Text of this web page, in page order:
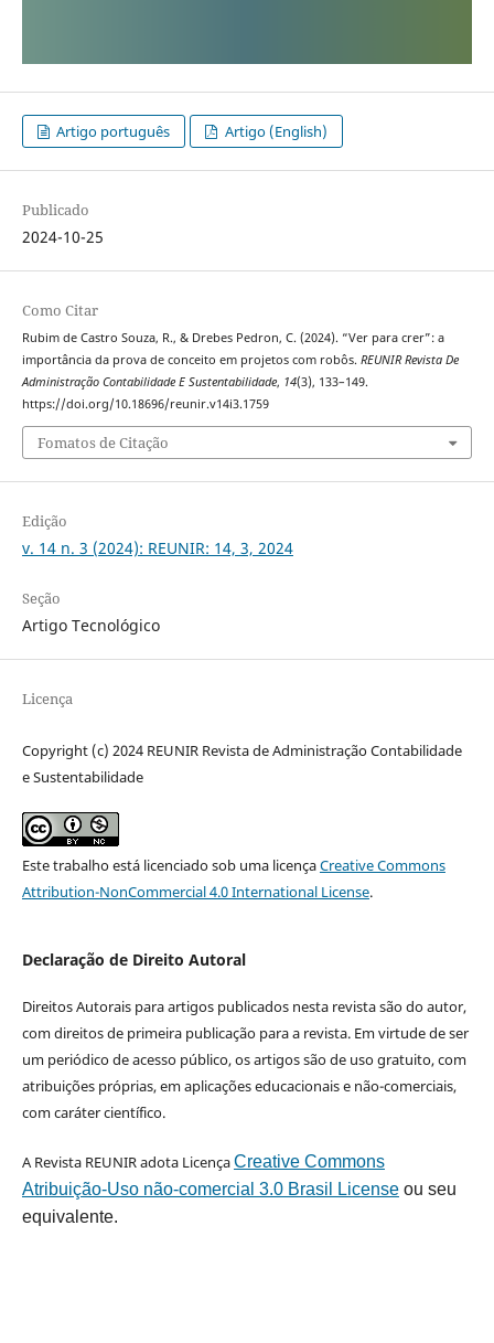
Artigo português Artigo (English)
Publicado
2024-10-25
Como Citar
Rubim de Castro Souza, R., & Drebes Pedron, C. (2024). “Ver para crer”: a
importância da prova de conceito em projetos com robôs. REUNIR Revista De
Administração Contabilidade E Sustentabilidade, 14(3), 133–149.
https://doi.org/10.18696/reunir.v14i3.1759
Fomatos de Citação
Edição
v. 14 n. 3 (2024): REUNIR: 14, 3, 2024
Seção
Artigo Tecnológico
Licença
Copyright (c) 2024 REUNIR Revista de Administração Contabilidade
e Sustentabilidade
Este trabalho está licenciado sob uma licençaCreative Commons
Attribution-NonCommercial 4.0 International License.
Declaração de Direito Autoral
Direitos Autorais para artigos publicados nesta revista são do autor,
com direitos de primeira publicação para a revista. Em virtude de ser
um periódico de acesso público, os artigos são de uso gratuito, com
atribuições próprias, em aplicações educacionais e não-comerciais,
com caráter científico.
A Revista REUNIR adota LicençaCreative Commons
Atribuição-Uso não-comercial 3.0 Brasil Licenseou seu
equivalente.